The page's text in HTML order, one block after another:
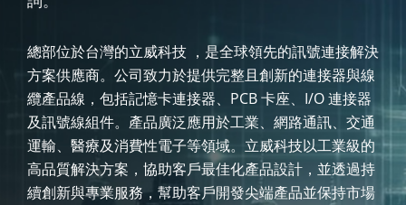
總部位於台灣的立威科技 ，是全球領先的訊號連接解決
方案供應商。公司致力於提供完整且創新的連接器與線
纜產品線，包括記憶卡連接器、PCB 卡座、I/O 連接器
及訊號線組件。產品廣泛應用於工業、網路通訊、交通
運輸、醫療及消費性電子等領域。立威科技以工業級的
高品質解決方案，協助客戶最佳化產品設計，並透過持
續創新與專業服務，幫助客戶開發尖端產品並保持市場